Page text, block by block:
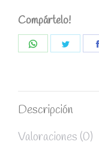
Compártelo!
Descripción
Valoraciones (0)